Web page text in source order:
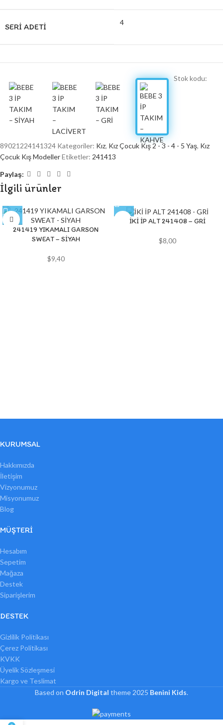
SERI ADETI 4
Stok kodu:
89021224141324 Kategoriler: Kız, Kız Çocuk Kış 2 - 3 - 4 - 5 Yaş, Kız
Çocuk Kış ModellerEtiketler: 241413
Paylaş:
İlgili ürünler
241419 YIKAMALI GARSON
SWEAT – SİYAH
$9,40
İKİ İP ALT 241408 – GRİ
$8,00
KURUMSAL
Hakkımızda
İletişim
Vizyonumuz
Misyonumuz
Blog
MÜŞTERI
Hesabım
Sepetim
Mağaza
Destek
Siparişlerim
DESTEK
Gizlilik Politikası
Çerez Politikası
KVKK
Üyelik Sözleşmesi
Kargo ve Teslimat
Based on Odrin Digital theme 2025 Benini Kids.